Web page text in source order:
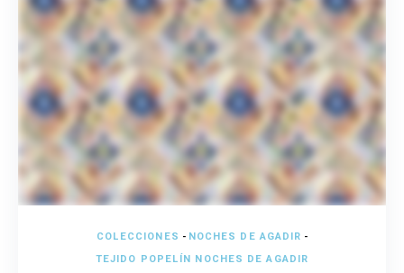
COLECCIONES - NOCHES DE AGADIR -
TEJIDO POPELÍN NOCHES DE AGADIR